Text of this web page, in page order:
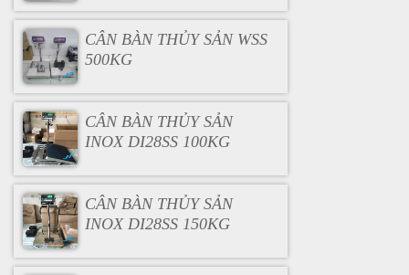
CÂN BÀN THỦY SẢN WSS
500KG
CÂN BÀN THỦY SẢN
INOX DI28SS 100KG
CÂN BÀN THỦY SẢN
INOX DI28SS 150KG